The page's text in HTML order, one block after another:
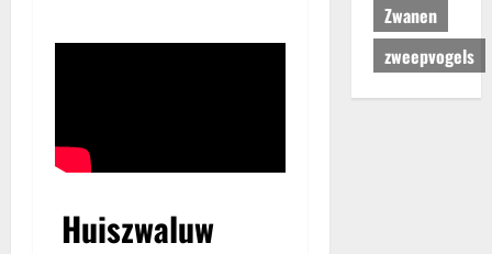
Huiszwaluw
Zwanen
zweepvogels